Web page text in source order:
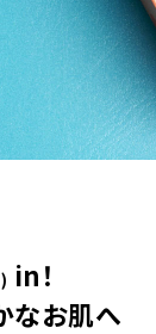
in！
なお肌へ